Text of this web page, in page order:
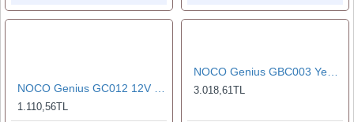
1.110,56TL
NOCO Genius GBC003 Yeni Nesil Akü Takviye Maşası
3.018,61TL